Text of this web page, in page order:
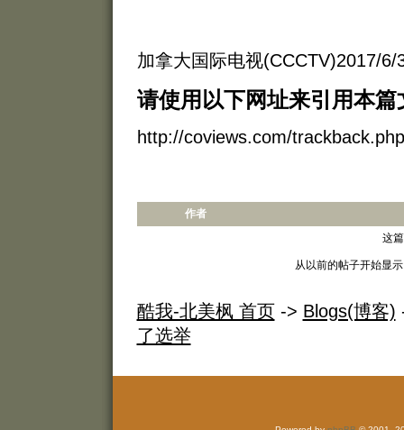
加拿大国际电视(CCCTV)2017/6/
请使用以下网址来引用本篇
http://coviews.com/
作者
这
从以前的帖子开始显
酷我-北美枫 首页-> Blogs(博客)
了选举